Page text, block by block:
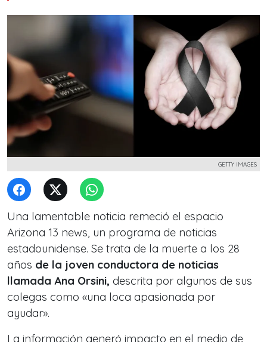
GETTY IMAGES
Una lamentable noticia remeció el espacio
Arizona 13 news, un programa de noticias
estadounidense. Se trata de la muerte a los 28
años de la joven conductora de noticias
llamada Ana Orsini, descrita por algunos de sus
colegas como «una loca apasionada por
ayudar».
La información generó impacto en el medio de